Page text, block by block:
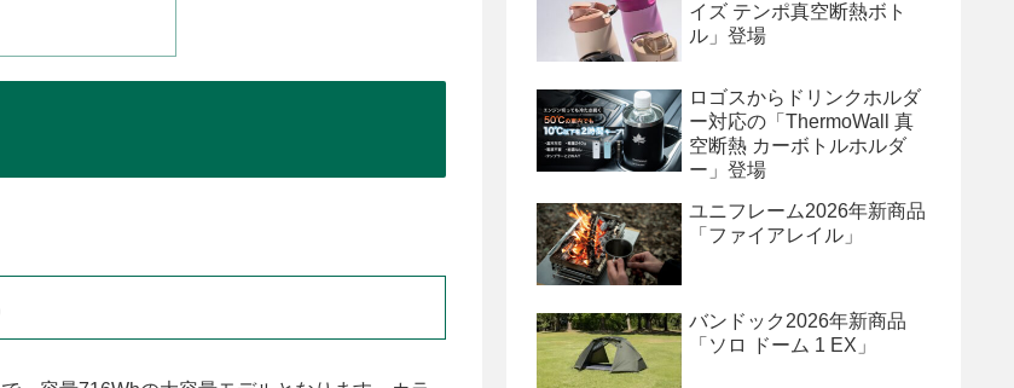
イズ テンポ真空断熱ボト
ル」登場
ロゴスからドリンクホルダ
ー対応の「ThermoWall 真
空断熱 カーボトルホルダ
ー」登場
ユニフレーム2026年新商品
「ファイアレイル」
バンドック2026年新商品
「ソロ ドーム 1 EX」